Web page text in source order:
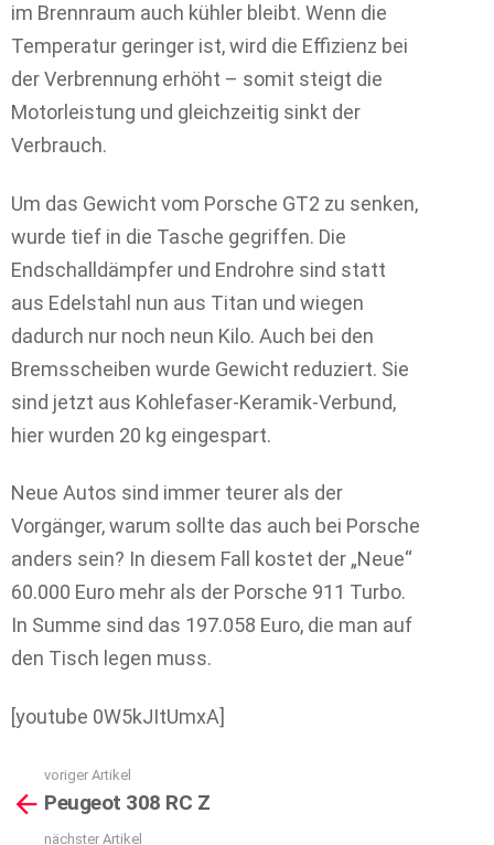
im Brennraum auch kühler bleibt. Wenn die
Temperatur geringer ist, wird die Effizienz bei
der Verbrennung erhöht – somit steigt die
Motorleistung und gleichzeitig sinkt der
Verbrauch.
Um das Gewicht vom Porsche GT2 zu senken,
wurde tief in die Tasche gegriffen. Die
Endschalldämpfer und Endrohre sind statt
aus Edelstahl nun aus Titan und wiegen
dadurch nur noch neun Kilo. Auch bei den
Bremsscheiben wurde Gewicht reduziert. Sie
sind jetzt aus Kohlefaser-Keramik-Verbund,
hier wurden 20 kg eingespart.
Neue Autos sind immer teurer als der
Vorgänger, warum sollte das auch bei Porsche
anders sein? In diesem Fall kostet der „Neue“
60.000 Euro mehr als der Porsche 911 Turbo.
In Summe sind das 197.058 Euro, die man auf
den Tisch legen muss.
[youtube 0W5kJItUmxA]
more
voriger Artikel
Peugeot 308 RC Z
nächster Artikel